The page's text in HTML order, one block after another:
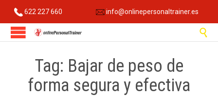
622 227 660 info@onlinepersonaltrainer.es

Tag: Bajar de peso de
forma segura y efectiva